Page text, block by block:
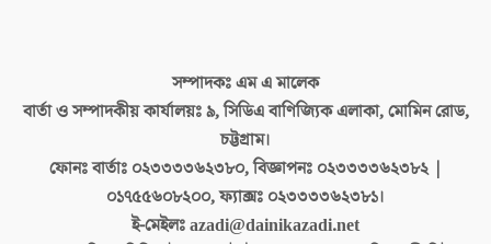
সম্পাদকঃএম এ মালেক
বার্তা ও সম্পাদকীয় কার্যালয়ঃ৯, সিডিএ বাণিজ্যিক এলাকা, মোমিন রোড,
চট্টগ্রাম।
ফোনঃ বার্তাঃ ০২৩৩৩৩৬২৩৮০, বিজ্ঞাপনঃ ০২৩৩৩৩৬২৩৮২ |
০১৭৫৫৬০৮২০০, ফ্যাক্সঃ ০২৩৩৩৩৬২৩৮১।
ই-মেইলঃazadi@dainikazadi.net